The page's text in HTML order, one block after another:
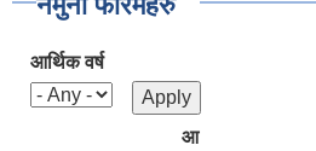
आर्थिक वर्ष
आ